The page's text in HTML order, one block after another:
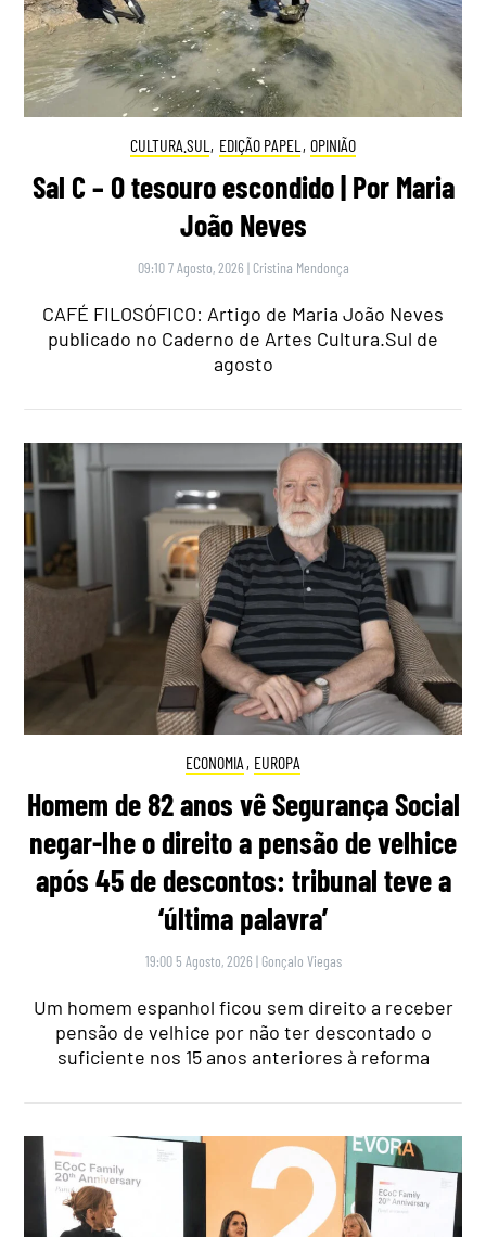
CULTURA.SUL , EDIÇÃO PAPEL , OPINIÃO
Sal C – O tesouro escondido | Por Maria
João Neves
09:10 7 Agosto, 2026 | Cristina Mendonça
CAFÉ FILOSÓFICO: Artigo de Maria João Neves
publicado no Caderno de Artes Cultura.Sul de
agosto
ECONOMIA , EUROPA
Homem de 82 anos vê Segurança Social
negar-lhe o direito a pensão de velhice
após 45 de descontos: tribunal teve a
‘última palavra’
19:00 5 Agosto, 2026 | Gonçalo Viegas
Um homem espanhol ficou sem direito a receber
pensão de velhice por não ter descontado o
suficiente nos 15 anos anteriores à reforma